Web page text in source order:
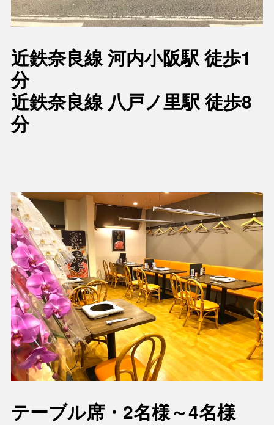
近鉄奈良線 河内小阪駅 徒歩1
分
近鉄奈良線 八戸ノ里駅 徒歩8
分
テーブル席・2名様～4名様